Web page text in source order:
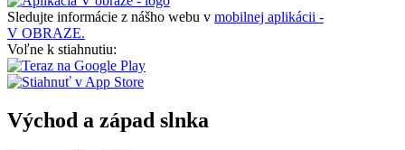
Sledujte informácie z nášho webu v mobilnej aplikácii -
V OBRAZE.
Voľne k stiahnutiu:
Východ a západ slnka